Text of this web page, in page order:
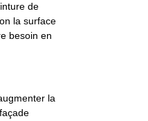
de
la surface
besoin en
la